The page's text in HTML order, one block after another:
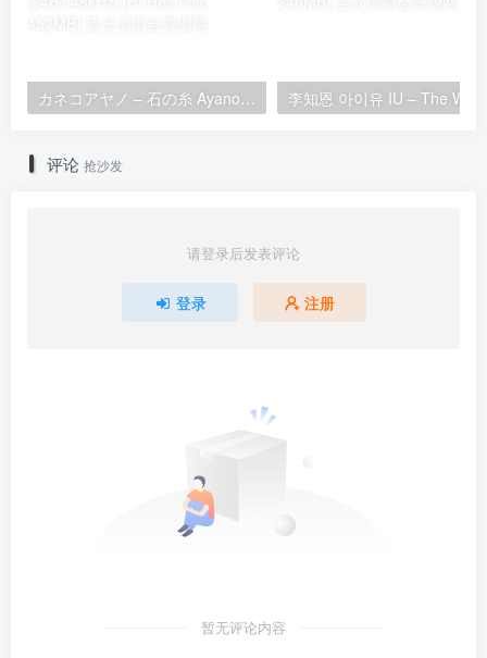
カネコアヤノ – 石の糸 Ayano Kaneko – Ishi no Ito 2025 [24Bit/48kHz] [Hi-Res Flac 452MB]
评论 抢沙发
请登录后发表评论
登录 注册
暂无评论内容